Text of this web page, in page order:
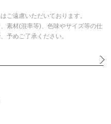
ご遠慮いただいております。
素材(混率等)、色味やサイズ等の仕
予めご了承ください。